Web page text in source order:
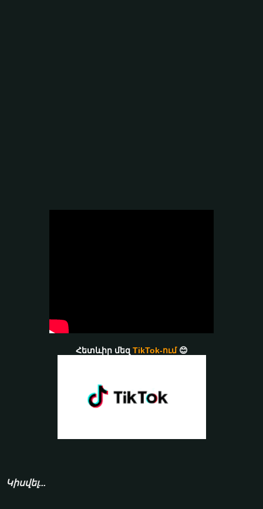
Հետևիր մեզ TikTok-ում😊
Կիսվել...